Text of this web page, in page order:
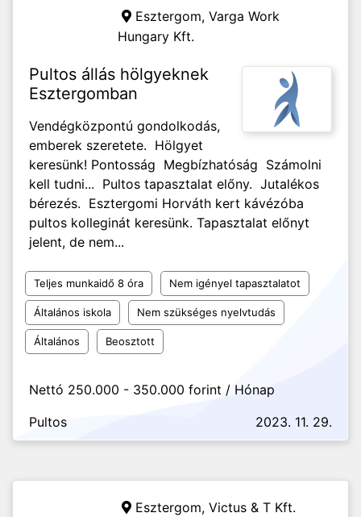
Esztergom, Varga Work
Hungary Kft.
Pultos állás hölgyeknek
Esztergomban
Vendégközpontú gondolkodás,
emberek szeretete. Hölgyet
keresünk! Pontosság Megbízhatóság Számolni
kell tudni... Pultos tapasztalat előny. Jutalékos
bérezés. Esztergomi Horváth kert kávézóba
pultos kolleginát keresünk. Tapasztalat előnyt
jelent, de nem...
Teljes munkaidő 8 óra Nem igényel tapasztalatot
Általános iskola Nem szükséges nyelvtudás
Általános Beosztott
Nettó 250.000 - 350.000 forint / Hónap
Pultos
2023. 11. 29.
Esztergom, Victus & T Kft.